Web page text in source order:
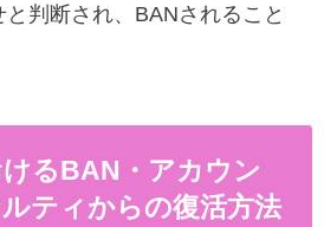
判断され、BANされること
るBAN・アカウン
ルティからの復活方法